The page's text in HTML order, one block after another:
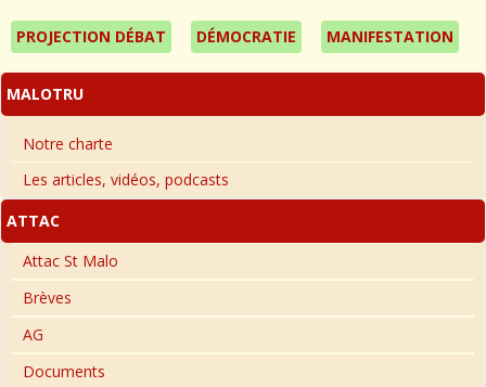
PROJECTION DÉBAT DÉMOCRATIE MANIFESTATION
MALOTRU
Notre charte
Les articles, vidéos, podcasts
ATTAC
Attac St Malo
Brèves
AG
Documents